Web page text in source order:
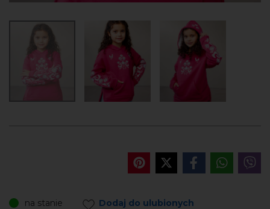
na stanie Dodaj do ulubionych